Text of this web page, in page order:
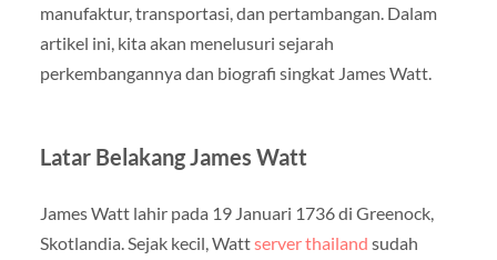
manufaktur, transportasi, dan pertambangan. Dalam
artikel ini, kita akan menelusuri sejarah
perkembangannya dan biografi singkat James Watt.
Latar Belakang James Watt
James Watt lahir pada 19 Januari 1736 di Greenock,
Skotlandia. Sejak kecil, Wattserver thailand sudah